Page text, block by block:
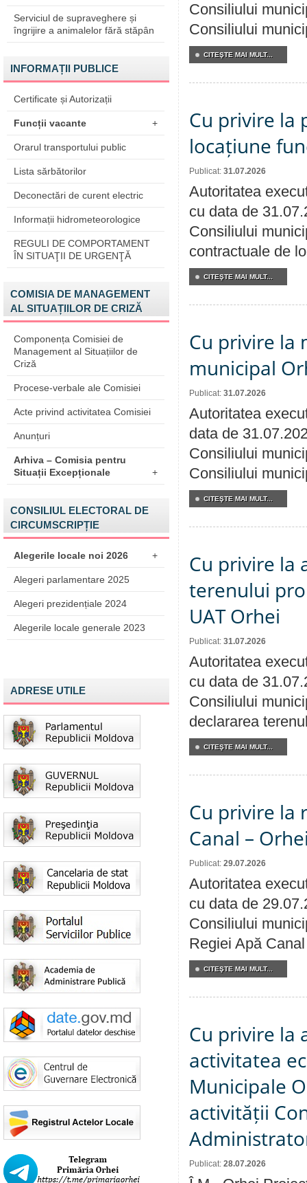
Serviciul de supraveghere și
îngrijire a animalelor fără stăpân
INFORMAȚII PUBLICE
Certificate și Autorizații
Funcții vacante +
Orarul transportului public
Lista sărbătorilor
Deconectări de curent electric
Informații hidrometeorologice
REGULI DE COMPORTAMENT
ÎN SITUAŢII DE URGENŢĂ
COMISIA DE MANAGEMENT
AL SITUAȚIILOR DE CRIZĂ
Componența Comisiei de
Management al Situațiilor de
Criză
Procese-verbale ale Comisiei
Acte privind activitatea Comisiei
Anunțuri
Arhiva – Comisia pentru
Situații Excepționale
+
CONSILIUL ELECTORAL DE
CIRCUMSCRIPȚIE
Alegerile locale noi 2026 +
Alegeri parlamentare 2025
Alegeri prezidențiale 2024
Alegerile locale generale 2023
ADRESE UTILE
Consiliului
Consiliului
CITEŞTE MAI MULT...
Cu privire la
locațiune
Publicat: 31.07.2026
Autoritatea
cu data de
Consiliului
contractuale de
CITEŞTE MAI MULT...
Cu privire la
municipal
Publicat: 31.07.2026
Autoritatea
data de
Consiliului
Consiliului
CITEŞTE MAI MULT...
Cu privire la
terenului
UAT Orhei
Publicat: 31.07.2026
Autoritatea
cu data de
Consiliului
declararea
CITEŞTE MAI MULT...
Cu privire la
Canal –
Publicat: 29.07.2026
Autoritatea
cu data de
Consiliului
Regiei Apă
CITEŞTE MAI MULT...
Cu privire la
activitatea
Municipale
activității
Publicat: 28.07.2026